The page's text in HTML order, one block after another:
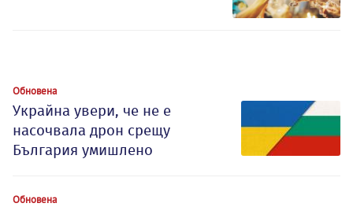
Обновена
Украйна увери, че не е
насочвала дрон срещу
България умишлено
Обновена